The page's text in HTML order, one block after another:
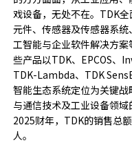
戏设备，无处不在。TDK
元件、传感器及传感器系
工智能与企业软件解决方
些产品以TDK、EPCOS、
TDK-Lambda、TDK
智能生态系统定位为关键
与通信技术及工业设备领
2025财年，TDK的销售总
人。